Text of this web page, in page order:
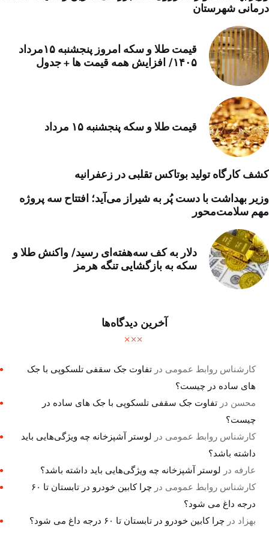
درمانی شهرستان
قیمت طلا و سکه امروز پنجشنبه ۱۵مرداد
۱۴۰۵/ افزایش همه قیمت ها + جدول
قیمت طلا و سکه پنجشنبه ۱۵ مرداد
کشف کارگاه تولید بوتاکس تقلبی در زعفرانیه
وزیر بهداشت با دست پُر به شیراز می‌آید؛ افتتاح سه پروژه
مهم سلامت‌محور
دلار به کف سه‌هفته‌ای رسید/ واکنش طلا و
سکه به بازگشایی تنگه هرمز
آخرین دیدگاه‌ها
کارشناس روابط عمومی درتفاوت جک سقفی تلسکوپی با جک
های ساده در چیست؟
محسن درتفاوت جک سقفی تلسکوپی با جک های ساده در
چیست؟
کارشناس روابط عمومی در لوستر آشپزخانه چه ویژگی‌هایی باید
داشته باشد؟
عارفه در لوستر آشپزخانه چه ویژگی‌هایی باید داشته باشد؟
کارشناس روابط عمومی در
چرا کابین خودرو در تابستان تا ۶۰
درجه داغ می شود؟
بهزاد درچرا کابین خودرو در تابستان تا ۶۰ درجه داغ می شود؟